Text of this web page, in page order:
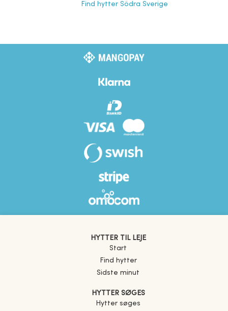
Find hytter Södra Sverige
HYTTER TIL LEJE
Start
Find hytter
Sidste minut
HYTTER SØGES
Hytter søges